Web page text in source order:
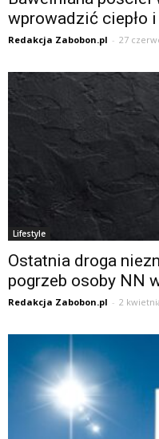
wprowadzić ciepło i
Redakcja Zabobon.pl - 27
Lifestyle
Ostatnia droga
pogrzeb osoby NN
Redakcja Zabobon.pl - 2